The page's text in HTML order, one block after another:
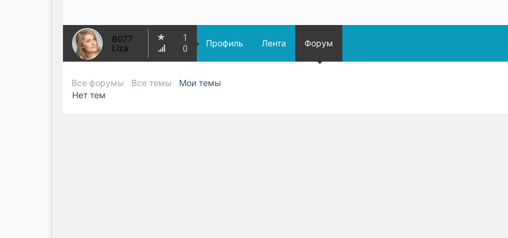
8077
Liza
1
0
Профиль Лента Форум
Все форумы Все темы
Мои темы
Нет тем